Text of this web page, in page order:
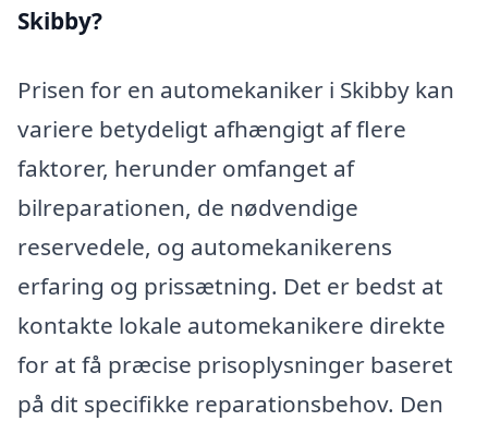
Skibby?
Prisen for en automekaniker i Skibby kan
variere betydeligt afhængigt af flere
faktorer, herunder omfanget af
bilreparationen, de nødvendige
reservedele, og automekanikerens
erfaring og prissætning. Det er bedst at
kontakte lokale automekanikere direkte
for at få præcise prisoplysninger baseret
på dit specifikke reparationsbehov. Den